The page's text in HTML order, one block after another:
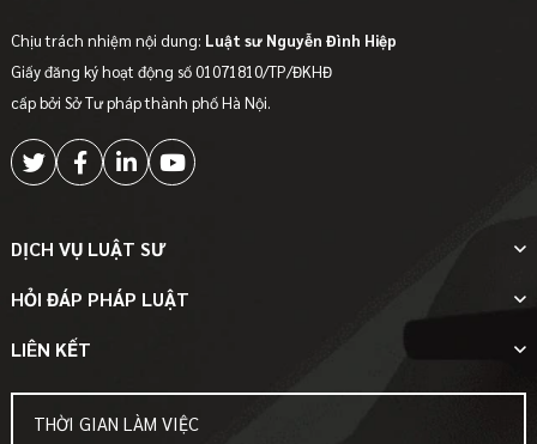
Chịu trách nhiệm nội dung: Luật sư Nguyễn Đình Hiệp
Giấy đăng ký hoạt động số 01071810/TP/ĐKHĐ
cấp bởi Sở Tư pháp thành phố Hà Nội.
DỊCH VỤ LUẬT SƯ
HỎI ĐÁP PHÁP LUẬT
LIÊN KẾT
THỜI GIAN LÀM VIỆC